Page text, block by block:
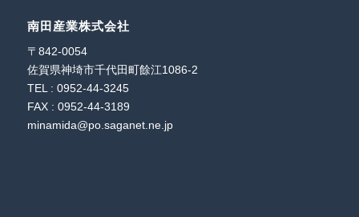
南田産業株式会社
〒842-0054
佐賀県神埼市千代田町餘江1086-2
TEL : 0952-44-3245
FAX : 0952-44-3189
minamida@po.saganet.ne.jp